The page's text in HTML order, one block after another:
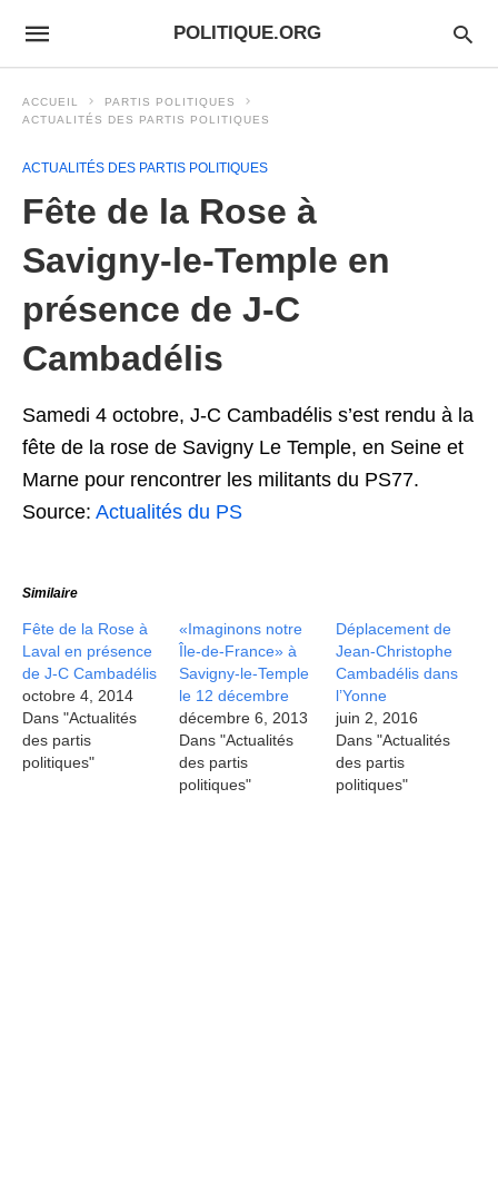
POLITIQUE.ORG
ACCUEIL
PARTIS POLITIQUES
ACTUALITÉS DES PARTIS POLITIQUES
ACTUALITÉS DES PARTIS POLITIQUES
Fête de la Rose à
Savigny-le-Temple en
présence de J-C
Cambadélis
Samedi 4 octobre, J-C Cambadélis s’est rendu à la
fête de la rose de Savigny Le Temple, en Seine et
Marne pour rencontrer les militants du PS77.
Source: Actualités du PS
Similaire
Fête de la Rose à
Laval en présence
de J-C Cambadélis
octobre 4, 2014
Dans "Actualités
des partis
politiques"
«Imaginons notre
Île-de-France» à
Savigny-le-Temple
le 12 décembre
décembre 6, 2013
Dans "Actualités
des partis
politiques"
Déplacement de
Jean-Christophe
Cambadélis dans
l’Yonne
juin 2, 2016
Dans "Actualités
des partis
politiques"